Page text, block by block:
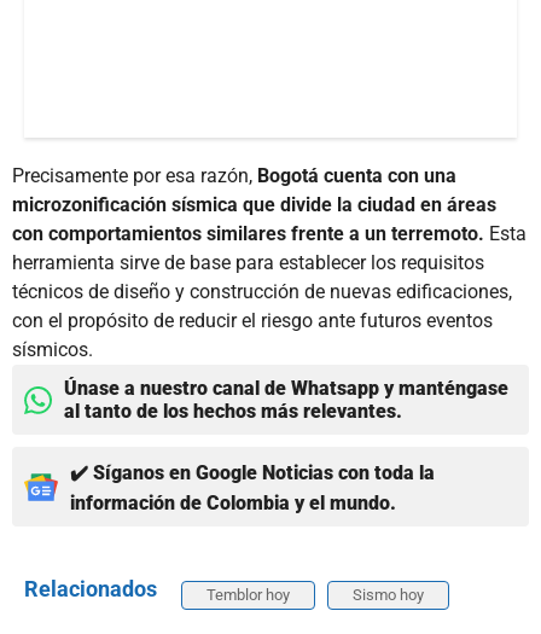
Precisamente por esa razón, Bogotá cuenta con una
microzonificación sísmica que divide la ciudad en áreas
con comportamientos similares frente a un terremoto. Esta
herramienta sirve de base para establecer los requisitos
técnicos de diseño y construcción de nuevas edificaciones,
con el propósito de reducir el riesgo ante futuros eventos
sísmicos.
Únase a nuestro canal de Whatsapp y manténgase
al tanto de los hechos más relevantes.
✔️ Síganos en Google Noticias con toda la
información de Colombia y el mundo.
Relacionados Temblor hoy Sismo hoy